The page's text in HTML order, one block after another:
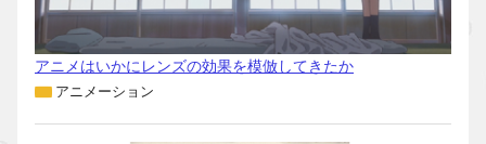
アニメはいかにレンズの効果を模倣してきたか
アニメーション